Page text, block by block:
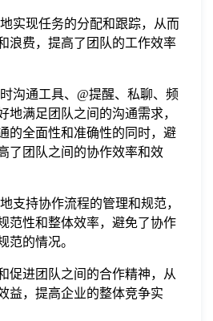
实现任务的分配和跟踪，从而
浪费，提高了团队的工作效率
沟通工具、@提醒、私聊、频
地满足团队之间的沟通需求，
的全面性和准确性的同时，避
了团队之间的协作效率和效
支持协作流程的管理和规范，
范性和整体效率，避免了协作
范的情况。
促进团队之间的合作精神，从
益，提高企业的整体竞争实